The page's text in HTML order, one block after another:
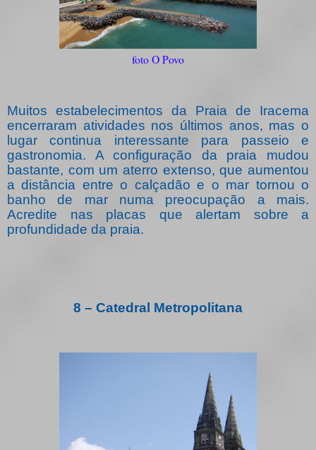
foto O Povo
Muitos estabelecimentos da Praia de Iracema
encerraram atividades nos últimos anos, mas o
lugar continua interessante para passeio e
gastronomia. A configuração da praia mudou
bastante, com um aterro extenso, que aumentou
a distância entre o calçadão e o mar tornou o
banho de mar numa preocupação a mais.
Acredite nas placas que alertam sobre a
profundidade da praia.
8 – Catedral Metropolitana